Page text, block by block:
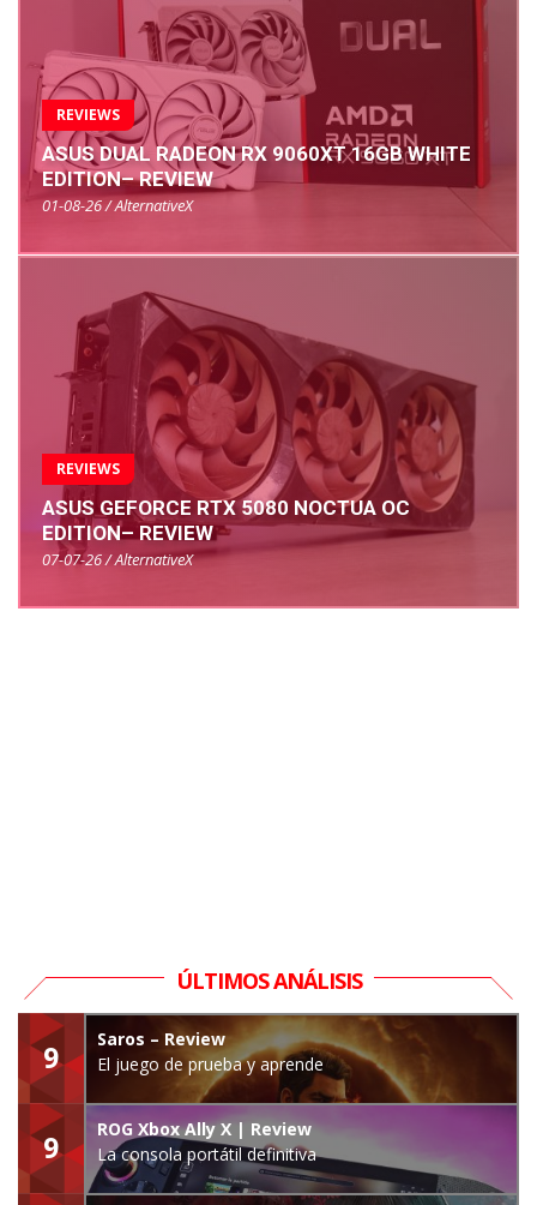
REVIEWS
ASUS DUAL RADEON RX 9060XT 16GB WHITE
EDITION– REVIEW
01-08-26 / AlternativeX
REVIEWS
ASUS GEFORCE RTX 5080 NOCTUA OC
EDITION– REVIEW
07-07-26 / AlternativeX
ÚLTIMOS ANÁLISIS
9
Saros – Review
El juego de prueba y aprende
9
ROG Xbox Ally X | Review
La consola portátil definitiva